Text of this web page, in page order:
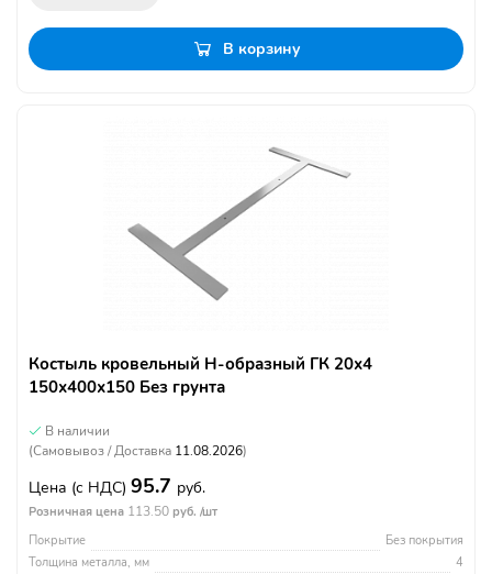
В корзину
Костыль кровельный Н-образный ГК 20х4
150х400х150 Без грунта
В наличии
(Самовывоз / Доставка 11.08.2026)
Цена (с НДС) 95.7 руб.
Розничная цена 113.50 руб. /шт
Покрытие
Без покрытия
Толщина металла, мм
4